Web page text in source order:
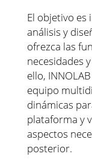
El objetivo
análisis y
ofrezca las
necesidades
ello,
equipo
dinámicas
plataforma y
aspectos
posterior.